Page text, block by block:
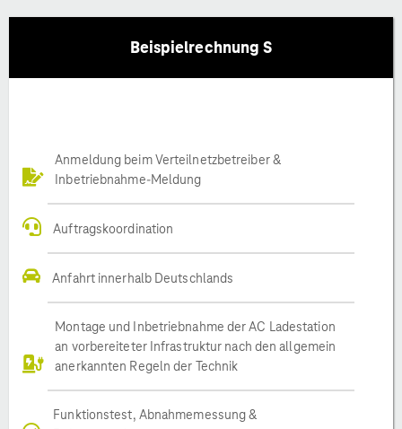
Beispielrechnung S
Anmeldung beim Verteilnetzbetreiber &
Inbetriebnahme-Meldung
Auftragskoordination
Anfahrt innerhalb Deutschlands
Montage und Inbetriebnahme der AC Ladestation
an vorbereiteter Infrastruktur nach den allgemein
anerkannten Regeln der Technik
Funktionstest, Abnahmemessung &